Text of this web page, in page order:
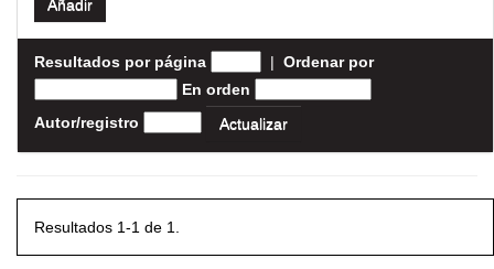
Resultados por página | Ordenar por
En orden
Autor/registro
Resultados 1-1 de 1.